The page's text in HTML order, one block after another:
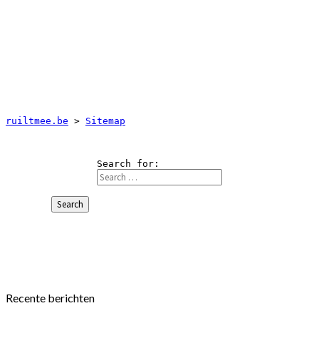
ruiltmee.be > Sitemap
Search for:
Search
Recente berichten